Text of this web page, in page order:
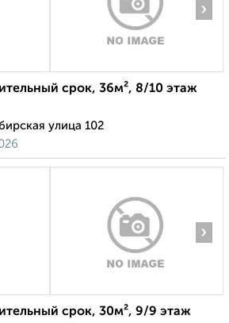
›
срок, 36м², 8/10 этаж
улица 102
›
срок, 30м², 9/9 этаж